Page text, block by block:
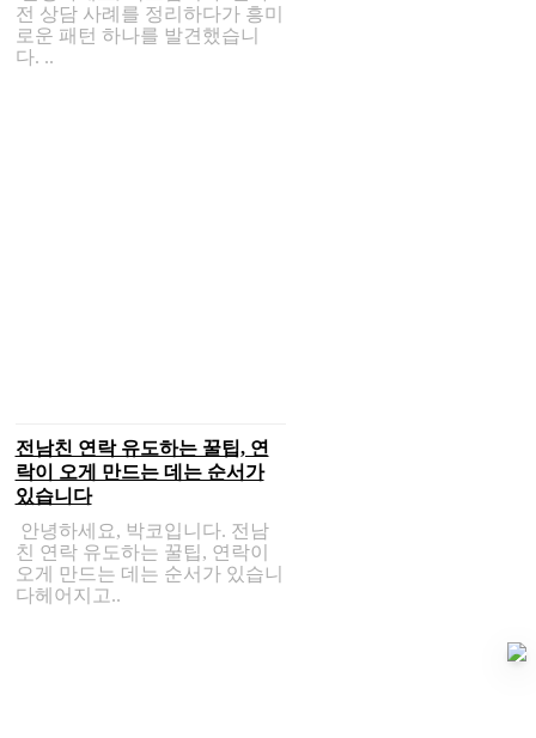
전 상담 사례를 정리하다가 흥미
로운 패턴 하나를 발견했습니
다. ..
전남친 연락 유도하는 꿀팁, 연
락이 오게 만드는 데는 순서가
있습니다
안녕하세요, 박코입니다. 전남
친 연락 유도하는 꿀팁, 연락이
오게 만드는 데는 순서가 있습니
다헤어지고..